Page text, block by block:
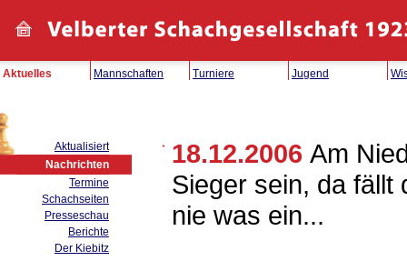
Aktuelles Mannschaften Turniere Jugend
Aktualisiert
Nachrichten
Termine
Schachseiten
Presseschau
Berichte
Der Kiebitz
18.12.2006 Am
Sieger sein, da fällt
nie was ein...